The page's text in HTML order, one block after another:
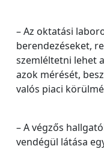
– Az oktatási
berendezéseket,
szemléltetni lehet
azok mérését,
valós piaci
– A végzős
vendégül látása